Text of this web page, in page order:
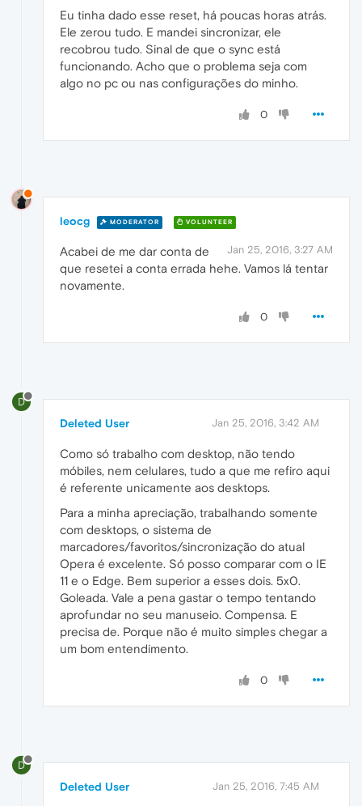
Eu tinha dado esse reset, há poucas horas atrás.
Ele zerou tudo. E mandei sincronizar, ele
recobrou tudo. Sinal de que o sync está
funcionando. Acho que o problema seja com
algo no pc ou nas configurações do minho.
0
leocg MODERATOR VOLUNTEER
Jan 25, 2016, 3:27 AM
Acabei de me dar conta de
que resetei a conta errada hehe. Vamos lá tentar
novamente.
0
D
Deleted User Jan 25, 2016, 3:42 AM
Como só trabalho com desktop, não tendo
móbiles, nem celulares, tudo a que me refiro aqui
é referente unicamente aos desktops.
Para a minha apreciação, trabalhando somente
com desktops, o sistema de
marcadores/favoritos/sincronização do atual
Opera é excelente. Só posso comparar com o IE
11 e o Edge. Bem superior a esses dois. 5x0.
Goleada. Vale a pena gastar o tempo tentando
aprofundar no seu manuseio. Compensa. E
precisa de. Porque não é muito simples chegar a
um bom entendimento.
0
D
Deleted User Jan 25, 2016, 7:45 AM